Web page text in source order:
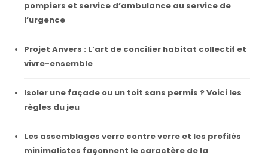
pompiers et service d’ambulance au service de
l’urgence
Projet Anvers : L’art de concilier habitat collectif et
vivre-ensemble
Isoler une façade ou un toit sans permis ? Voici les
règles du jeu
Les assemblages verre contre verre et les profilés
minimalistes façonnent le caractère de la